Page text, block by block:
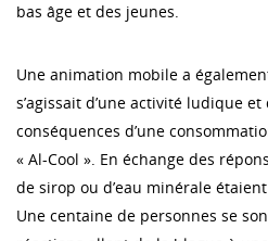
bas âge et des jeunes.
Une animation mobile a
s’agissait d’une activité ludique
conséquences d’une
« Al-Cool ». En échange des
de sirop ou d’eau minérale
Une centaine de personnes se